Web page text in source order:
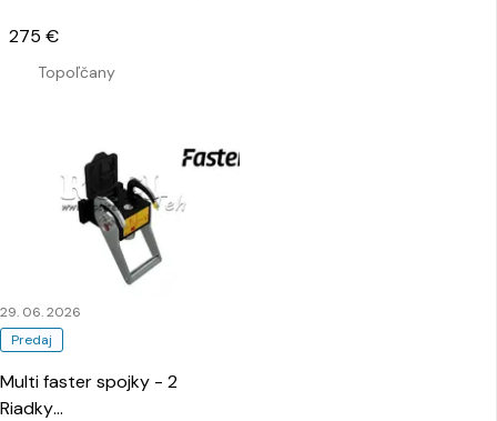
Topoľčany
275 €
Predaj
29. 06. 2026
Multi faster spojky - 2
Riadky…